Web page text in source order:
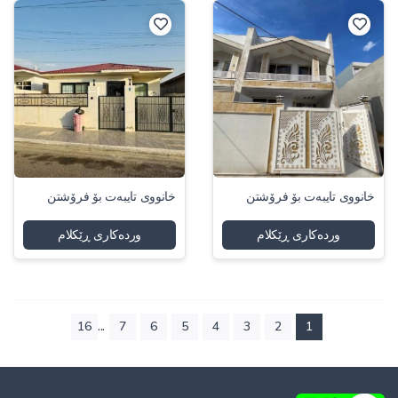
خانووی تایبەت بۆ فرۆشتن
وردەکاری ڕێکلام
خانووی تایبەت بۆ فرۆشتن
وردەکاری ڕێکلام
1
2
3
4
5
6
7
...
16